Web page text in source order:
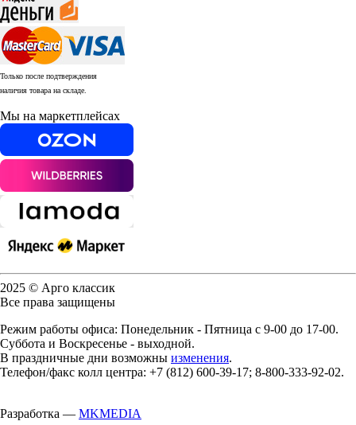
Только после подтверждения
наличия товара на складе.
Мы на маркетплейсах
2025 © Арго классик
Все права защищены
Режим работы офиса: Понедельник - Пятница с 9-00 до 17-00.
Суббота и Воскресенье - выходной.
В праздничные дни возможны изменения.
Телефон/факс колл центра: +7 (812) 600-39-17; 8-800-333-92-02.
Разработка — MKMEDIA